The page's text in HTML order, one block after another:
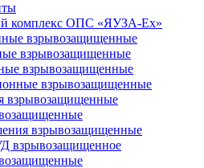
комплекс ОПС «ЯУЗА-Ех»
взрывозащищенные
взрывозащищенные
взрывозащищенные
взрывозащищенные
взрывозащищенные
взрывозащищенные
взрывозащищенное